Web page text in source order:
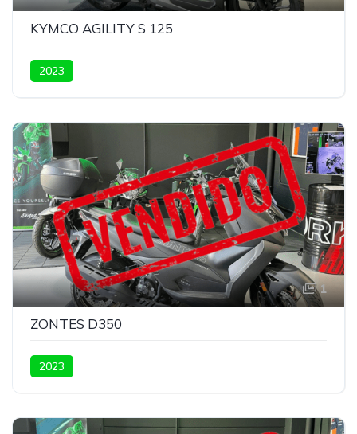
KYMCO AGILITY S 125
2023
1
ZONTES D350
2023